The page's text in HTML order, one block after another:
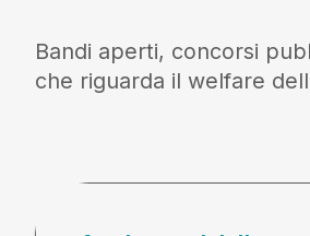
Bandi aperti, concorsi
che riguarda il welfare